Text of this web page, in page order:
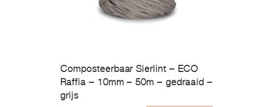
Composteerbaar Sierlint – ECO
Raffia – 10mm – 50m – gedraaid –
grijs